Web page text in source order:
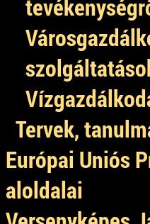
Tervek,
Európai Uniós
aloldalai